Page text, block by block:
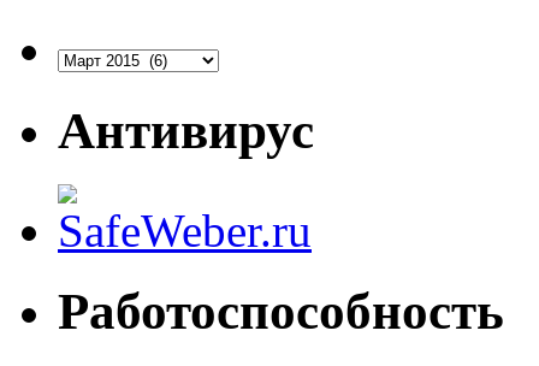
Антивирус
Работоспособность